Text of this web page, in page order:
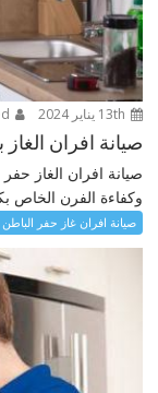
صيانة افران الغاز بحفر
صيانة افران الغاز
وكفاءة الفرن الخاص
صيانة افران غاز حفر الباطن